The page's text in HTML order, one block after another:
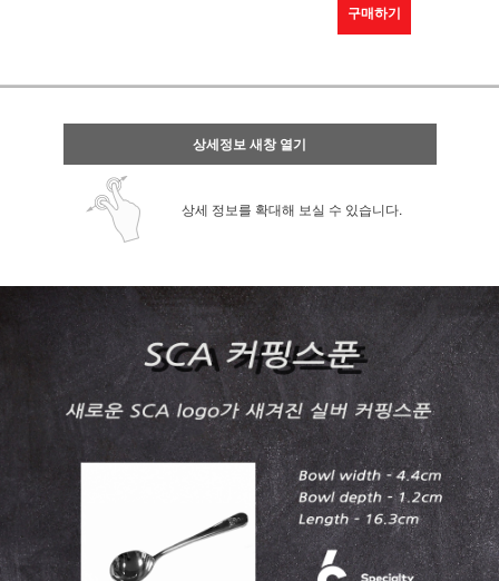
구매하기
상세정보 새창 열기
상세 정보를 확대해 보실 수 있습니다.